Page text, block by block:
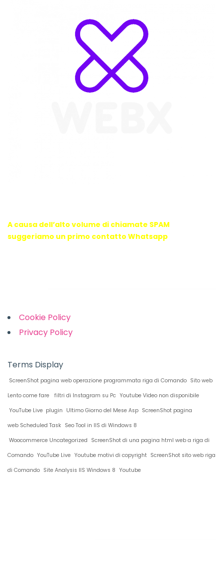
A causa dell’alto volume di chiamate SPAM
suggeriamo un primo contatto Whatsapp
Cookie Policy
Privacy Policy
Terms Display
ScreenShot pagina web operazione programmata riga di Comando Sito web
Lento come fare
filtri di Instagram su Pc Youtube Video non disponibile
YouTube Live plugin Ultimo Giorno del Mese Asp ScreenShot pagina
web Scheduled Task Seo Tool in IIS di Windows 8
Woocommerce Uncategorized ScreenShot di una pagina html web a riga di
Comando YouTube Live Youtube motivi di copyright ScreenShot sito web riga
di Comando Site Analysis IIS Windows 8 Youtube